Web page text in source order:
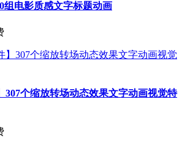
组电影质感文字标题动画
307个缩放转场动态效果文字动画视觉特